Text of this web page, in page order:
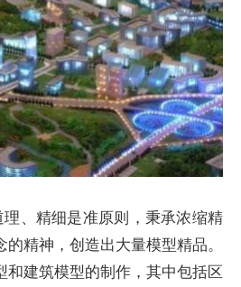
、精细是准原则，秉承浓缩精
精神，创造出大量模型精品。
和建筑模型的制作，其中包括区